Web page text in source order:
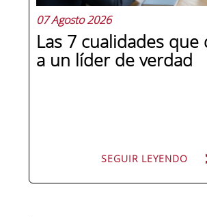
07 Agosto 2026
Las 7 cualidades que
a un líder de verdad
SEGUIR LEYENDO